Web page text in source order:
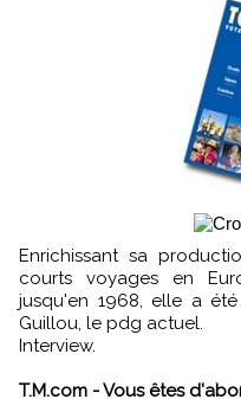
Enrichissant sa production et proposant de grands et
courts voyages en
jusqu'en 1968, elle a
Guillou, le pdg actuel.
Interview.
T.M.com - Vous êtes